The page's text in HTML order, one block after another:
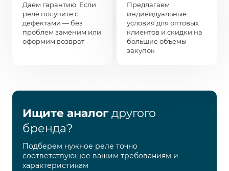
Даем гарантию. Если
реле получите с
дефектами — без
проблем заменим или
оформим возврат
Предлагаем
индивидуальные
условия для оптовых
клиентов и скидки на
большие объемы
закупок
Ищите аналогдругого
бренда?
Подберем нужное реле точно
соответствующее вашим требованиям и
характеристикам